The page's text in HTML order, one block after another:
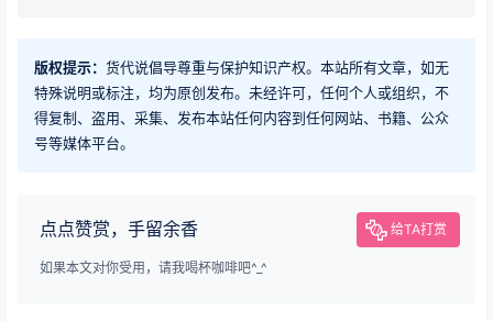
版权提示： 货代说倡导尊重与保护知识产权。本站所有文章，如无
特殊说明或标注，均为原创发布。未经许可，任何个人或组织，不
得复制、盗用、采集、发布本站任何内容到任何网站、书籍、公众
号等媒体平台。
点点赞赏，手留余香 给TA打赏
如果本文对你受用，请我喝杯咖啡吧^_^